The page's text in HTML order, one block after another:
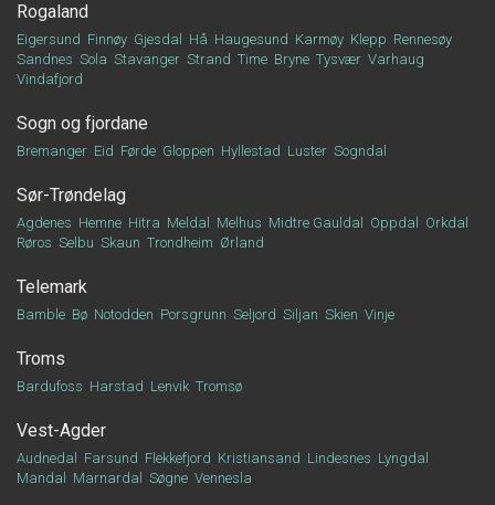
Rogaland
Eigersund Finnøy Gjesdal Hå Haugesund Karmøy Klepp Rennesøy
Sandnes Sola Stavanger Strand Time Bryne Tysvær Varhaug
Vindafjord
Sogn og fjordane
Bremanger Eid Førde Gloppen Hyllestad Luster Sogndal
Sør-Trøndelag
Agdenes Hemne Hitra Meldal Melhus Midtre Gauldal Oppdal
Orkdal
Røros Selbu Skaun Trondheim Ørland
Telemark
Bamble Bø Notodden Porsgrunn Seljord Siljan Skien Vinje
Troms
Bardufoss Harstad Lenvik Tromsø
Vest-Agder
Audnedal Farsund Flekkefjord Kristiansand Lindesnes Lyngdal
Mandal
Marnardal Søgne Vennesla